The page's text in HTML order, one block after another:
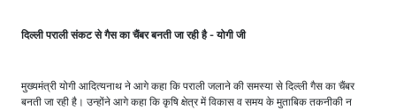
दिल्ली पराली संकट से गैस का चैंबर बनती जा रही है - योगी जी
मुख्यमंत्री योगी आदित्यनाथ ने आगे कहा कि पराली जलाने की समस्या से दिल्ली गैस का चैंबर
बनती जा रही है। उन्होंने आगे कहा कि कृषि क्षेत्र में विकास व समय के मुताबिक तकनीकी न